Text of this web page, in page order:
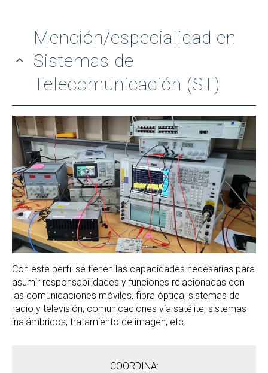
Mención/especialidad en
Sistemas de
Telecomunicación (ST)
Con este perfil se tienen las capacidades necesarias para
asumir responsabilidades y funciones relacionadas con
las comunicaciones móviles, fibra óptica, sistemas de
radio y televisión, comunicaciones vía satélite, sistemas
inalámbricos, tratamiento de imagen, etc.
COORDINA: